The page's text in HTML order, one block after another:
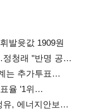
발윳값 1909원
청래 "반명 공세
는 추가투표
율 '1위
, 에너지안보